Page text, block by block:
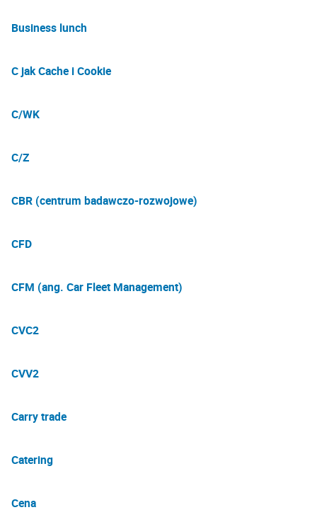
Business lunch
C jak Cache i Cookie
C/WK
C/Z
CBR (centrum badawczo-rozwojowe)
CFD
CFM (ang. Car Fleet Management)
CVC2
CVV2
Carry trade
Catering
Cena